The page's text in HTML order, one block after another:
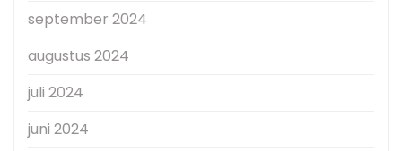
september 2024
augustus 2024
juli 2024
juni 2024